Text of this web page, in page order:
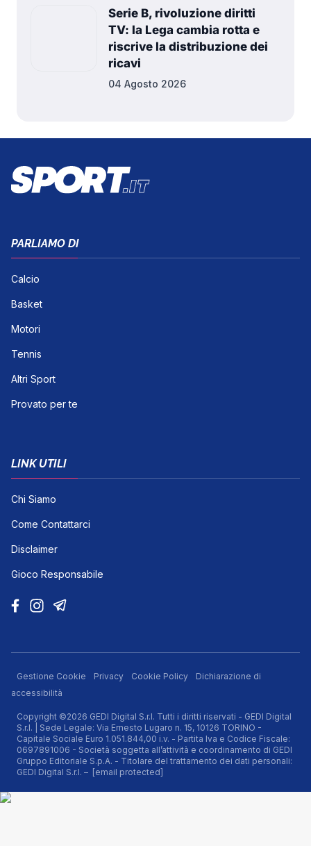
Serie B, rivoluzione diritti
TV: la Lega cambia rotta e
riscrive la distribuzione dei
ricavi
04 Agosto 2026
PARLIAMO DI
Calcio
Basket
Motori
Tennis
Altri Sport
Provato per te
LINK UTILI
Chi Siamo
Come Contattarci
Disclaimer
Gioco Responsabile
Gestione Cookie Privacy Cookie Policy
Dichiarazione di
accessibilità
Copyright ©2026 GEDI Digital S.r.l. Tutti i diritti riservati - GEDI Digital
S.r.l. | Sede Legale: Via Ernesto Lugaro n. 15, 10126 TORINO -
Capitale Sociale Euro 1.051.844,00 i.v. - Partita Iva e Codice Fiscale:
0697891006 - Società soggetta all’attività e coordinamento di GEDI
Gruppo Editoriale S.p.A. - Titolare del trattamento dei dati personali:
GEDI Digital S.r.l. – [email protected]